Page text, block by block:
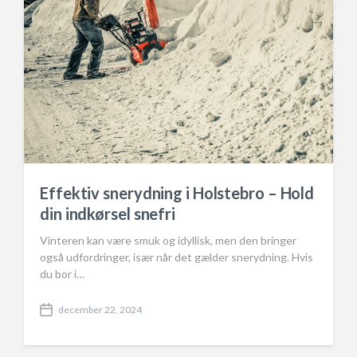
Effektiv snerydning i Holstebro – Hold
din indkørsel snefri
Vinteren kan være smuk og idyllisk, men den bringer
også udfordringer, især når det gælder snerydning. Hvis
du bor i…
P
s
december 22, 2024